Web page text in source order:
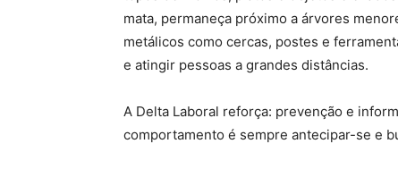
mata, permaneça próximo a árvores
metálicos como cercas, postes e
e atingir pessoas a grandes distâncias.
A Delta Laboral reforça: prevenção e
comportamento é sempre antecipar-se e